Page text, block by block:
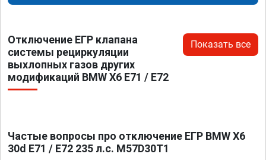
Отключение ЕГР клапана
системы рециркуляции
выхлопных газов других
модификаций BMW X6 E71 / E72
Показать все
Частые вопросы про отключение ЕГР BMW X6
30d E71 / E72 235 л.с. M57D30T1